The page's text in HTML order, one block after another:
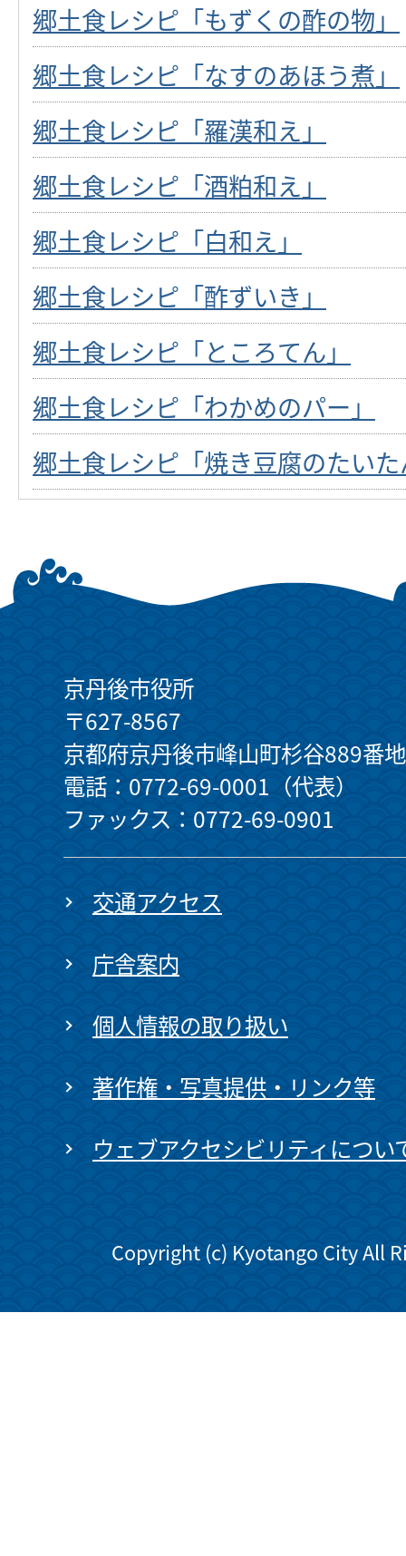
郷土食レシピ「もずくの酢の物」
郷土食レシピ「なすのあほう煮」
郷土食レシピ「羅漢和え」
郷土食レシピ「酒粕和え」
郷土食レシピ「白和え」
郷土食レシピ「酢ずいき」
郷土食レシピ「ところてん」
郷土食レシピ「わかめのパー」
郷土食レシピ「焼き豆腐のたい
京丹後市役所
〒627-8567
京都府京丹後市峰山町杉谷889番地
電話：0772-69-0001（代表）
ファックス：0772-69-0901
交通アクセス
庁舎案内
個人情報の取り扱い
著作権・写真提供・リンク等
ウェブアクセシビリティについ
Copyright (c) Kyotango City All